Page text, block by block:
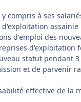
compris à ses
assainie
d'emploi des
d'exploitation
statut pendant 3
et de parvenir
effective de la